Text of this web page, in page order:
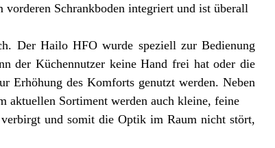
Schrankboden integriert und ist überall
Der Hailo HFO wurde speziell zur Bedienung
der Küchennutzer keine Hand frei hat oder die
Erhöhung des Komforts genutzt werden. Neben
aktuellen Sortiment werden auch kleine, feine
und somit die Optik im Raum nicht stört,